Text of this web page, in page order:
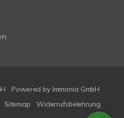
Powered by Immonia GmbH
Sitemap Widerrufsbelehrung